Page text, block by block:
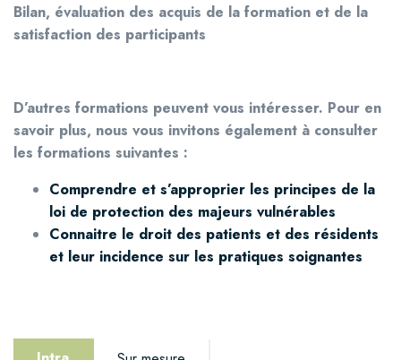
Bilan, évaluation des acquis de la formation et de la
satisfaction des participants
D’autres formations peuvent vous intéresser. Pour en
savoir plus, nous vous invitons également à consulter
les formations suivantes :
Comprendre et s’approprier les principes de la
loi de protection des majeurs vulnérables
Connaitre le droit des patients et des résidents
et leur incidence sur les pratiques soignantes